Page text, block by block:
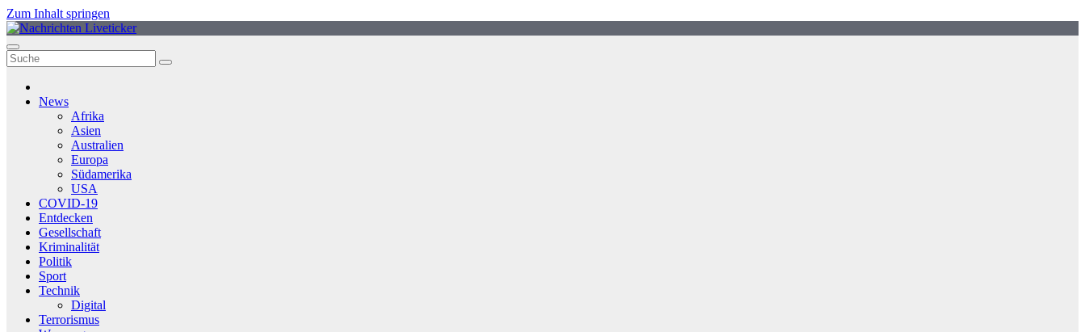
Zum Inhalt springen
News
Afrika
Asien
Australien
Europa
Südamerika
USA
COVID-19
Entdecken
Gesellschaft
Kriminalität
Politik
Sport
Technik
Digital
Terrorismus